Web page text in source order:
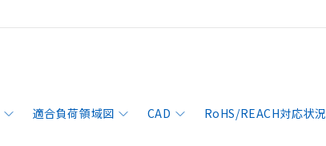
適合負荷領域図 CAD RoHS/REACH対応状況